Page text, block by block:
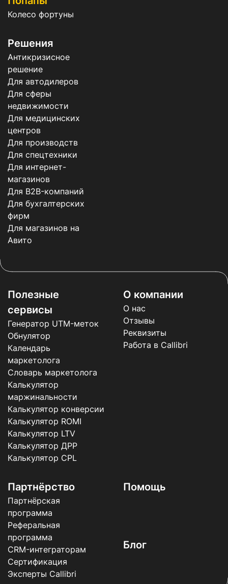
Колесо фортуны
Решения
Антикризисное
решение
Для автодилеров
Для сферы
недвижимости
Для медицинских
центров
Для производств
Для спецтехники
Для интернет-
магазинов
Для B2B-компаний
Для бухгалтерских
фирм
Для магазинов на
Авито
Полезные
сервисы
Генератор UTM-меток
Обнулятор
Календарь
маркетолога
Словарь маркетолога
Калькулятор
маржинальности
Калькулятор конверсии
Калькулятор ROMI
Калькулятор LTV
Калькулятор ДРР
Калькулятор CPL
Блог
Помощь
О компании
О нас
Отзывы
Реквизиты
Работа в Callibri
Партнёрство
Партнёрская
программа
Реферальная
программа
CRM-интеграторам
Сертификация
Эксперты Callibri